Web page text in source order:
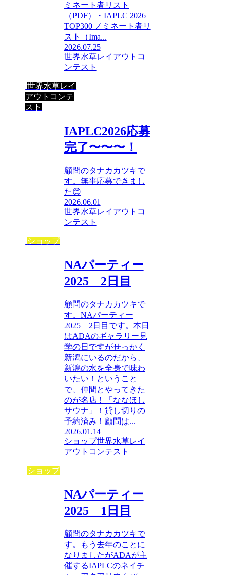
ミネート者リスト
（PDF）・IAPLC 2026
TOP300 ノミネート者リ
スト（Ima...
2026.07.25
世界水草レイアウトコ
ンテスト
世界水草レイ
アウトコンテ
スト
IAPLC2026応募
完了〜〜〜！
顧問のタナカカツキで
す。無事応募できまし
た😊
2026.06.01
世界水草レイアウトコ
ンテスト
ショップ
NAパーティー
2025 2日目
顧問のタナカカツキで
す。NAパーティー
2025 2日目です。本日
はADAのギャラリー見
学の日ですがせっかく
新潟にいるのだから、
新潟の水を全身で味わ
いたい！ということ
で、仲間とやってきた
のが名店！「ななほし
サウナ」！貸し切りの
予約済み！顧問は...
2026.01.14
ショップ世界水草レイ
アウトコンテスト
ショップ
NAパーティー
2025 1日目
顧問のタナカカツキで
す。もう去年のことに
なりましたがADAが主
催するIAPLCのネイチ